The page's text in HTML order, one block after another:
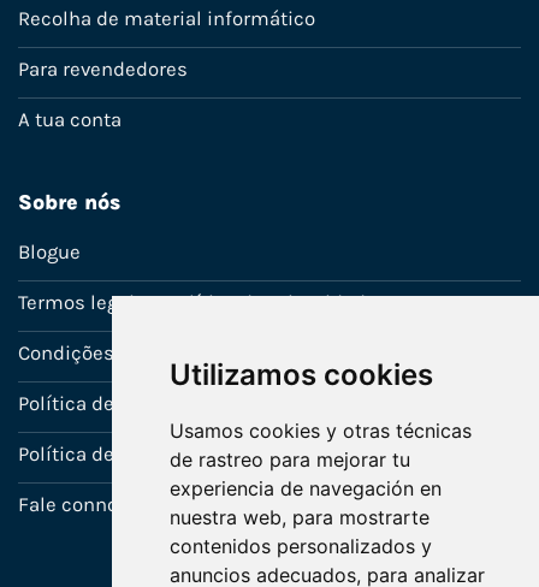
Utilizamos cookies
Usamos cookies y otras técnicas
de rastreo para mejorar tu
experiencia de navegación en
nuestra web, para mostrarte
contenidos personalizados y
anuncios adecuados, para analizar
Recolha de material informático
Para revendedores
A tua conta
Sobre nós
Blogue
Termos legais e política de privacidade
Condições de venda
Política de Garantia
Política de utilização de cookies
Fale connosco